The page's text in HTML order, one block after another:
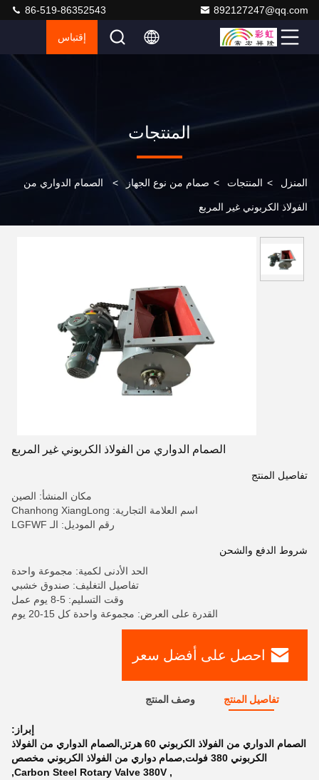
892127247@qq.com
86-519-86352543
إقتباس
المنتجات
المنزل > المنتجات > صمام من نوع الجهاز > الصمام الدواري من
الفولاذ الكربوني غير المربع
الصمام الدواري من الفولاذ الكربوني غير المربع
تفاصيل المنتج
مكان المنشأ: الصين
اسم العلامة التجارية: Chanhong XiangLong
رقم الموديل: الـ LGFWF
شروط الدفع والشحن
الحد الأدنى لكمية: مجموعة واحدة
تفاصيل التغليف: صندوق خشبي
وقت التسليم: 5-8 يوم عمل
القدرة على العرض: مجموعة واحدة كل 15-20 يوم
احصل على أفضل سعر
تفاصيل المنتج وصف المنتج
إبراز:
الصمام الدواري من الفولاذ الكربوني 60 هرتز,الصمام الدواري من الفولاذ
الكربوني 380 فولت,صمام دواري من الفولاذ الكربوني مخصص
,
Carbon Steel Rotary Valve 380V
,